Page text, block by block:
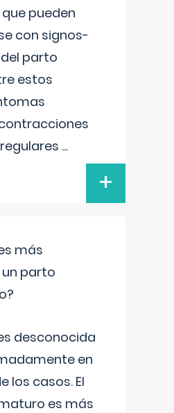
pueden
con signos-
parto
estos
...
+
más
parto
desconocida
en
los casos. El
es más